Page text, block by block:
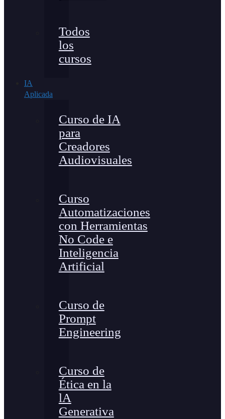
Todos
los
cursos
IA
Aplicada
Curso de IA
para
Creadores
Audiovisuales
Curso
Automatizaciones
con Herramientas
No Code e
Inteligencia
Artificial
Curso de
Prompt
Engineering
Curso de
Ética en la
lA
Generativa